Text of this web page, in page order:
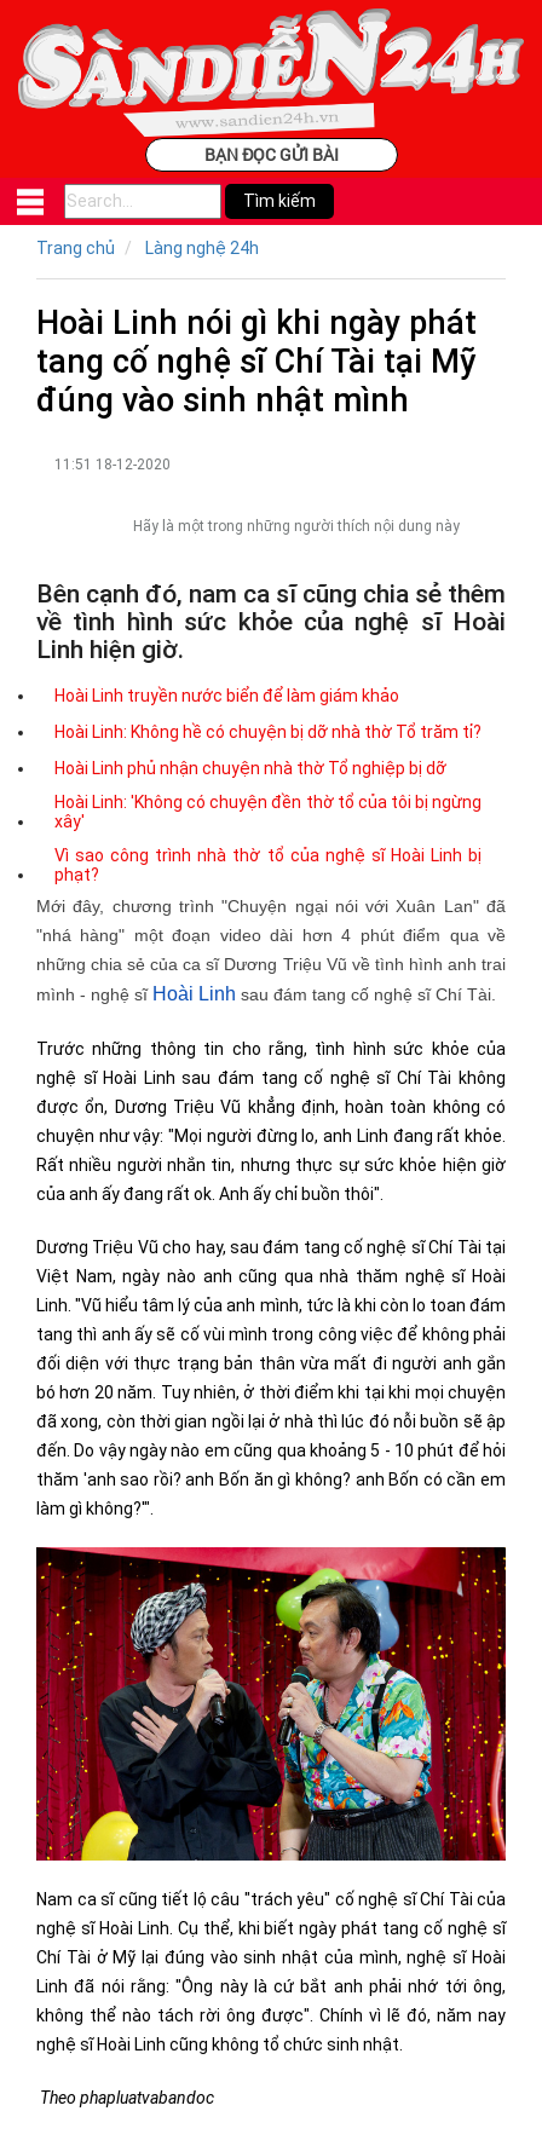
BẠN ĐỌC GỬI BÀI
Trang chủ Làng nghệ 24h
Hoài Linh nói gì khi ngày phát
tang cố nghệ sĩ Chí Tài tại Mỹ
đúng vào sinh nhật mình
11:51 18-12-2020
Hãy là một trong những người thích nội dung này
Bên cạnh đó, nam ca sĩ cũng chia sẻ thêm
về tình hình sức khỏe của nghệ sĩ Hoài
Linh hiện giờ.
Hoài Linh truyền nước biển để làm giám khảo
Hoài Linh: Không hề có chuyện bị dỡ nhà thờ Tổ trăm tỉ?
Hoài Linh phủ nhận chuyện nhà thờ Tổ nghiệp bị dỡ
Hoài Linh: 'Không có chuyện đền thờ tổ của tôi bị ngừng
xây'
Vì sao công trình nhà thờ tổ của nghệ sĩ Hoài Linh bị
phạt?
Mới đây, chương trình "Chuyện ngại nói với Xuân Lan" đã
"nhá hàng" một đoạn video dài hơn 4 phút điểm qua về
những chia sẻ của ca sĩ Dương Triệu Vũ về tình hình anh trai
mình - nghệ sĩHoài Linh sau đám tang cố nghệ sĩ Chí Tài.
Trước những thông tin cho rằng, tình hình sức khỏe của
nghệ sĩ Hoài Linh sau đám tang cố nghệ sĩ Chí Tài không
được ổn, Dương Triệu Vũ khẳng định, hoàn toàn không có
chuyện như vậy: "Mọi người đừng lo, anh Linh đang rất khỏe.
Rất nhiều người nhắn tin, nhưng thực sự sức khỏe hiện giờ
của anh ấy đang rất ok. Anh ấy chỉ buồn thôi".
Dương Triệu Vũ cho hay, sau đám tang cố nghệ sĩ Chí Tài tại
Việt Nam, ngày nào anh cũng qua nhà thăm nghệ sĩ Hoài
Linh. "Vũ hiểu tâm lý của anh mình, tức là khi còn lo toan đám
tang thì anh ấy sẽ cố vùi mình trong công việc để không phải
đối diện với thực trạng bản thân vừa mất đi người anh gắn
bó hơn 20 năm. Tuy nhiên, ở thời điểm khi tại khi mọi chuyện
đã xong, còn thời gian ngồi lại ở nhà thì lúc đó nỗi buồn sẽ ập
đến. Do vậy ngày nào em cũng qua khoảng 5 - 10 phút để hỏi
thăm 'anh sao rồi? anh Bốn ăn gì không? anh Bốn có cần em
làm gì không?'".
Nam ca sĩ cũng tiết lộ câu "trách yêu" cố nghệ sĩ Chí Tài của
nghệ sĩ Hoài Linh. Cụ thể, khi biết ngày phát tang cố nghệ sĩ
Chí Tài ở Mỹ lại đúng vào sinh nhật của mình, nghệ sĩ Hoài
Linh đã nói rằng: "Ông này là cứ bắt anh phải nhớ tới ông,
không thể nào tách rời ông được". Chính vì lẽ đó, năm nay
nghệ sĩ Hoài Linh cũng không tổ chức sinh nhật.
Theo phapluatvabandoc